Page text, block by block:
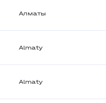
Алматы
Almaty
Almaty